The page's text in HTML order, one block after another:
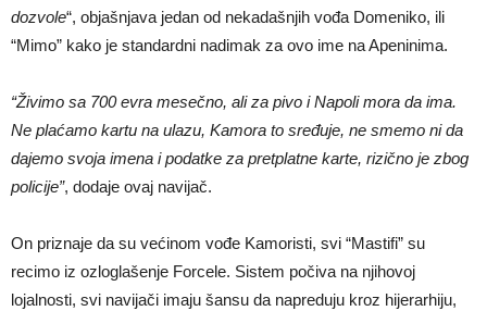
dozvole“, objašnjava jedan od nekadašnjih vođa Domeniko, ili
“Mimo” kako je standardni nadimak za ovo ime na Apeninima.
“Živimo sa 700 evra mesečno, ali za pivo i Napoli mora da ima.
Ne plaćamo kartu na ulazu, Kamora to sređuje, ne smemo ni da
dajemo svoja imena i podatke za pretplatne karte, rizično je zbog
policije”, dodaje ovaj navijač.
On priznaje da su većinom vođe Kamoristi, svi “Mastifi” su
recimo iz ozloglašenje Forcele. Sistem počiva na njihovoj
lojalnosti, svi navijači imaju šansu da napreduju kroz hijerarhiju,